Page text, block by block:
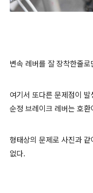
변속 레버를 잘 장착한줄로
여기서 또다른 문제점이
순정 브레이크 레버는 호
형태상의 문제로 사진과
없다.